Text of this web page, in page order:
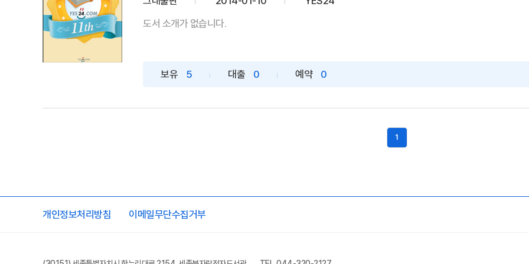
도서 소개가 없습니다.
보유 5 대출 0 예약 0
1
개인정보처리방침 이메일무단수집거부